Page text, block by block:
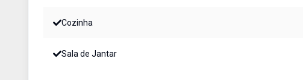
Cozinha
Sala de Jantar